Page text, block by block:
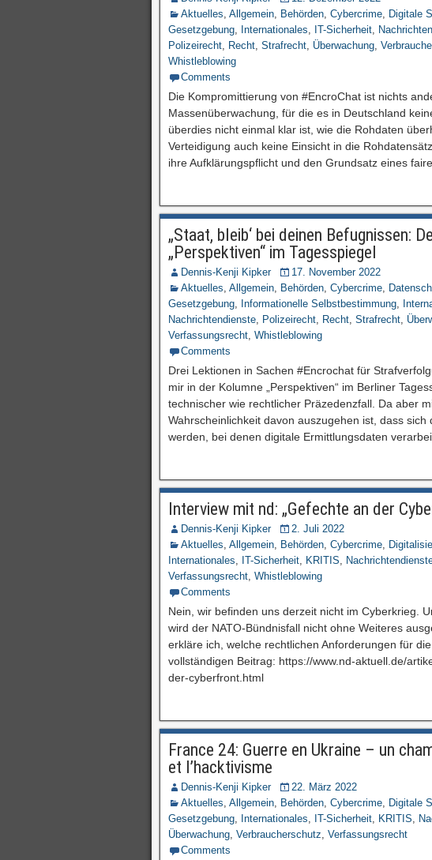
Aktuelles, Allgemein, Behörden, Cybercrime, Digitale
Gesetzgebung, Internationales, IT-Sicherheit,
Polizeirecht, Recht, Strafrecht, Überwachung,
Whistleblowing
Comments
Die Kompromittierung von #EncroChat ist nichts
Massenüberwachung, für die es in Deutschland
überdies nicht einmal klar ist, wie die Rohdaten
Verteidigung auch keine Einsicht in die
ihre Aufklärungspflicht und den Grundsatz eines
„Staat, bleib‘ bei deinen Befugnissen:
„Perspektiven“ im Tagesspiegel
Dennis-Kenji Kipker
17. November 2022
Aktuelles, Allgemein, Behörden, Cybercrime,
Gesetzgebung, Informationelle Selbstbestimmung,
Nachrichtendienste, Polizeirecht, Recht, Strafrecht,
Verfassungsrecht, Whistleblowing
Comments
Drei Lektionen in Sachen #Encrochat für
mir in der Kolumne „Perspektiven“ im Berliner
technischer wie rechtlicher Präzedenzfall. Da aber
Wahrscheinlichkeit davon auszugehen ist, dass
werden, bei denen digitale Ermittlungsdaten
Interview mit nd: „Gefechte an der
Dennis-Kenji Kipker
2. Juli 2022
Aktuelles, Allgemein, Behörden, Cybercrime,
Internationales, IT-Sicherheit, KRITIS,
Verfassungsrecht, Whistleblowing
Comments
Nein, wir befinden uns derzeit nicht im Cyberkrieg.
wird der NATO-Bündnisfall nicht ohne Weiteres
erkläre ich, welche rechtlichen Anforderungen für
vollständigen Beitrag: https://www.nd-aktuell.de/
der-cyberfront.html
France 24: Guerre en Ukraine – un
et l’hacktivisme
Dennis-Kenji Kipker
22. März 2022
Aktuelles, Allgemein, Behörden, Cybercrime, Digitale
Gesetzgebung, Internationales, IT-Sicherheit, KRITIS,
Überwachung, Verbraucherschutz, Verfassungsrecht
Comments